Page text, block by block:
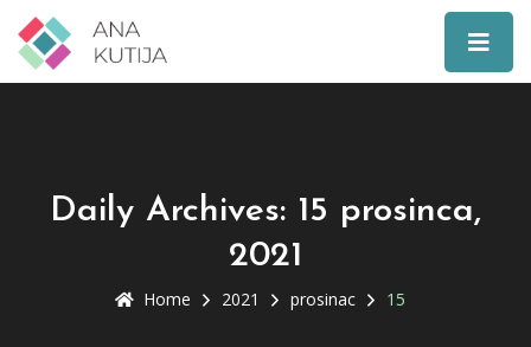
Daily Archives: 15 prosinca,
2021
Home 2021 prosinac 15